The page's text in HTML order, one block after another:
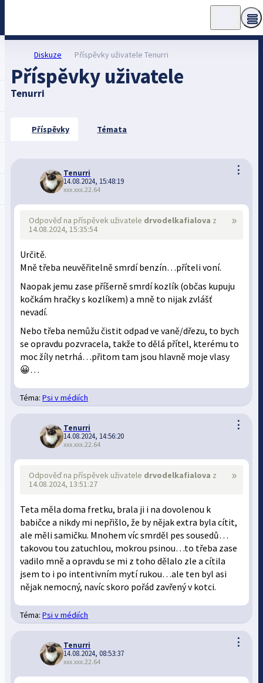
Diskuze Příspěvky uživatele Tenurri
Příspěvky uživatele
Tenurri
Příspěvky Témata
⋮
Tenurri
14.08.2024, 15:48:19
xxx.xxx.22.64
»
Odpověď na příspěvek uživatele drvodelkafialova z
14.08.2024, 15:35:54
Určitě.
Mně třeba neuvěřitelně smrdí benzín…příteli voní.
Naopak jemu zase příšerně smrdí kozlík (občas kupuju
kočkám hračky s kozlíkem) a mně to nijak zvlášť
nevadí.
Nebo třeba nemůžu čistit odpad ve vaně/dřezu, to bych
se opravdu pozvracela, takže to dělá přítel, kterému to
moc žíly netrhá…přitom tam jsou hlavně moje vlasy
😀…
Téma:Psi v médiích
⋮
Tenurri
14.08.2024, 14:56:20
xxx.xxx.22.64
»
Odpověď na příspěvek uživatele drvodelkafialova z
14.08.2024, 13:51:27
Teta měla doma fretku, brala ji i na dovolenou k
babičce a nikdy mi nepřišlo, že by nějak extra byla cítit,
ale měli samičku. Mnohem víc smrděl pes sousedů…
takovou tou zatuchlou, mokrou psinou…to třeba zase
vadilo mně a opravdu se mi z toho dělalo zle a cítila
jsem to i po intentivním mytí rukou…ale ten byl asi
nějak nemocný, navíc skoro pořád zavřený v kotci.
Téma:Psi v médiích
⋮
Tenurri
14.08.2024, 08:53:37
xxx.xxx.22.64